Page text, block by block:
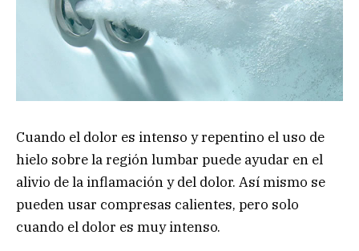
Cuando el dolor es intenso y repentino el uso de
hielo sobre la región lumbar puede ayudar en el
alivio de la inflamación y del dolor. Así mismo se
pueden usar compresas calientes, pero solo
cuando el dolor es muy intenso.